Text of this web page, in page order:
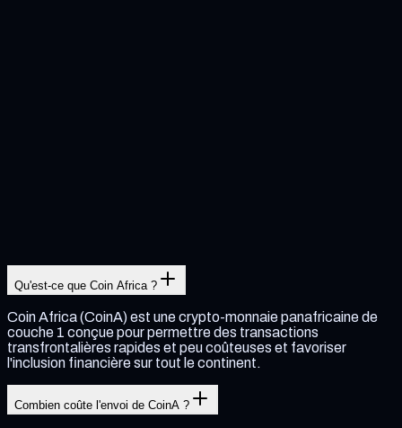
Qu'est-ce que Coin Africa ?
Coin Africa (CoinA) est une crypto-monnaie panafricaine de
couche 1 conçue pour permettre des transactions
transfrontalières rapides et peu coûteuses et favoriser
l'inclusion financière sur tout le continent.
Combien coûte l'envoi de CoinA ?